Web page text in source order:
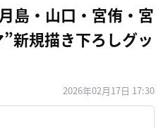
島・山口・宮侑・宮
新規描き下ろしグッ
2026年02月17日 17:30